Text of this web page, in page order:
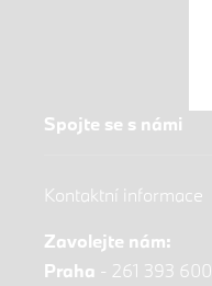
Spojte se s námi
Kontaktní informace
Zavolejte nám:
Praha - 261 393 600